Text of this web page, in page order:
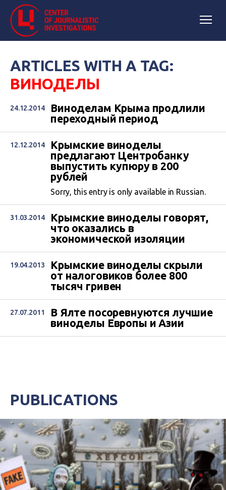
ARTICLES WITH A TAG:
ВИНОДЕЛЫ
24.12.2014
Виноделам Крыма продлили
переходный период
12.12.2014
Крымские виноделы
предлагают Центробанку
выпустить купюру в 200
рублей
Sorry, this entry is only available in Russian.
31.03.2014
Крымские виноделы говорят,
что оказались в
экономической изоляции
19.04.2013
Крымские виноделы скрыли
от налоговиков более 800
тысяч гривен
27.07.2011
В Ялте посоревнуются лучшие
виноделы Европы и Азии
PUBLICATIONS